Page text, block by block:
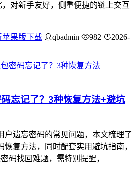
对新手友好，侧重便捷的链上交互
苹果版下载 qbadmin 982
2026-
忘记了？3种恢复方法+避坑
户遗忘密码的常见问题，本文梳理了
恢复方法，同时配套实用避坑指南，
码找回难题，需特别提醒，